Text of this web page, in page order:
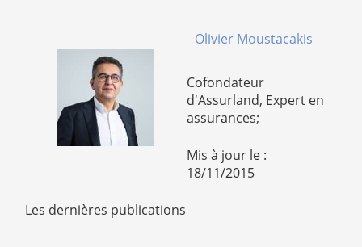
Olivier Moustacakis
Cofondateur
d'Assurland, Expert en
assurances;
Mis à jour le :
18/11/2015
Les dernières publications